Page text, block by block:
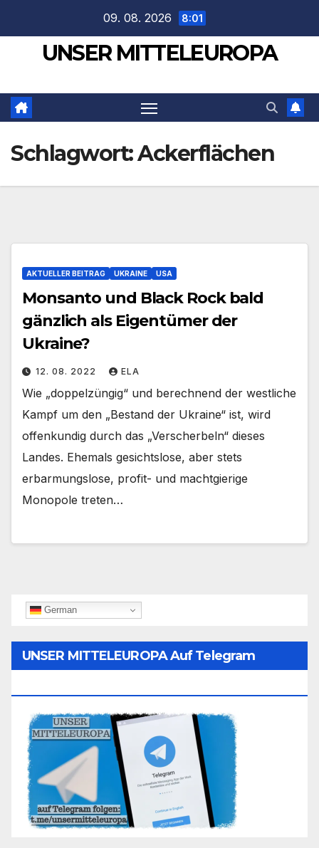
springen
09. 08. 2026 8:01
UNSER MITTELEUROPA
Schlagwort:Ackerflächen
AKTUELLER BEITRAG UKRAINE USA
Monsanto und Black Rock bald
gänzlich als Eigentümer der
Ukraine?
12. 08. 2022 ELA
Wie „doppelzüngig“ und berechnend der westliche
Kampf um den „Bestand der Ukraine“ ist, wird
offenkundig durch das „Verscherbeln“ dieses
Landes. Ehemals gesichtslose, aber stets
erbarmungslose, profit- und machtgierige
Monopole treten…
German
UNSER MITTELEUROPA Auf Telegram